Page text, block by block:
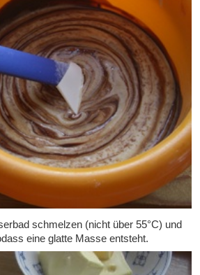
schmelzen (nicht über 55°C) und
eine glatte Masse entsteht.